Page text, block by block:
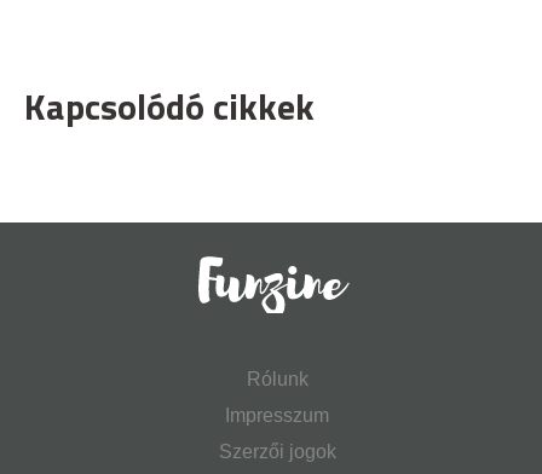
Kapcsolódó cikkek
Rólunk
Impresszum
Szerzői jogok